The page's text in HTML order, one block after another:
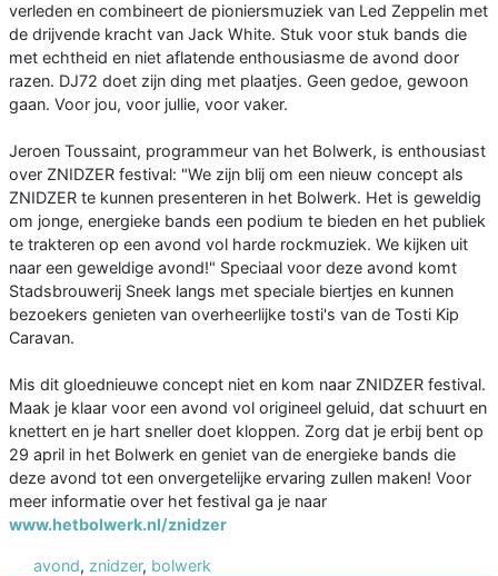
verleden en combineert de pioniersmuziek van Led Zeppelin met
de drijvende kracht van Jack White. Stuk voor stuk bands die
met echtheid en niet aflatende enthousiasme de avond door
razen. DJ72 doet zijn ding met plaatjes. Geen gedoe, gewoon
gaan. Voor jou, voor jullie, voor vaker.
Jeroen Toussaint, programmeur van het Bolwerk, is enthousiast
over ZNIDZER festival: "We zijn blij om een nieuw concept als
ZNIDZER te kunnen presenteren in het Bolwerk. Het is geweldig
om jonge, energieke bands een podium te bieden en het publiek
te trakteren op een avond vol harde rockmuziek. We kijken uit
naar een geweldige avond!" Speciaal voor deze avond komt
Stadsbrouwerij Sneek langs met speciale biertjes en kunnen
bezoekers genieten van overheerlijke tosti's van de Tosti Kip
Caravan.
Mis dit gloednieuwe concept niet en kom naar ZNIDZER festival.
Maak je klaar voor een avond vol origineel geluid, dat schuurt en
knettert en je hart sneller doet kloppen. Zorg dat je erbij bent op
29 april in het Bolwerk en geniet van de energieke bands die
deze avond tot een onvergetelijke ervaring zullen maken! Voor
meer informatie over het festival ga je naar
www.hetbolwerk.nl/znidzer
avond, znidzer, bolwerk